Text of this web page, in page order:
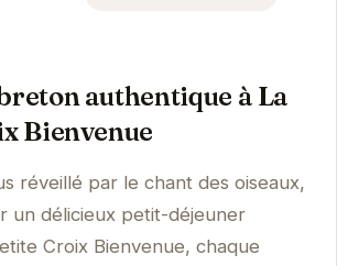
authentique à La
Bienvenue
réveillé par le chant des oiseaux,
un délicieux petit-déjeuner
Croix Bienvenue, chaque